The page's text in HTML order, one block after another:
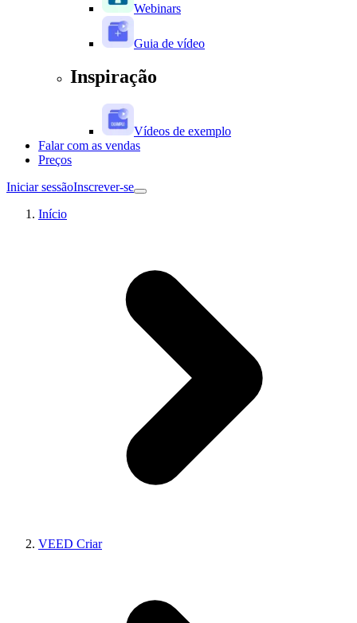
Webinars
Guia de vídeo
Inspiração
Vídeos de exemplo
Falar com as vendas
Preços
Iniciar sessãoInscrever-se
Início
VEED Criar